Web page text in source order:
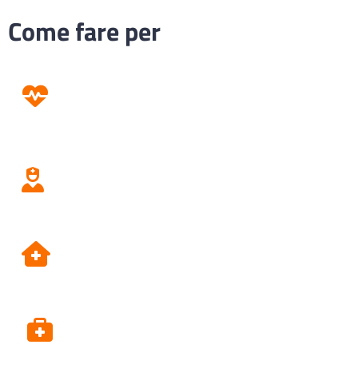
Come fare per